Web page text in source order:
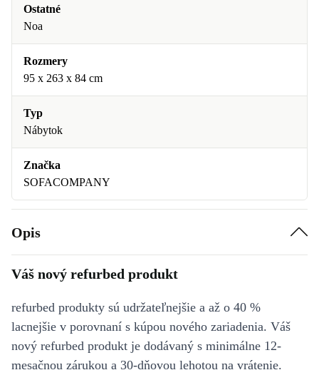
Ostatné
Noa
Rozmery
95 x 263 x 84 cm
Typ
Nábytok
Značka
SOFACOMPANY
Opis
Váš nový refurbed produkt
refurbed produkty sú udržateľnejšie a až o 40 %
lacnejšie v porovnaní s kúpou nového zariadenia. Váš
nový refurbed produkt je dodávaný s minimálne 12-
mesačnou zárukou a 30-dňovou lehotou na vrátenie.